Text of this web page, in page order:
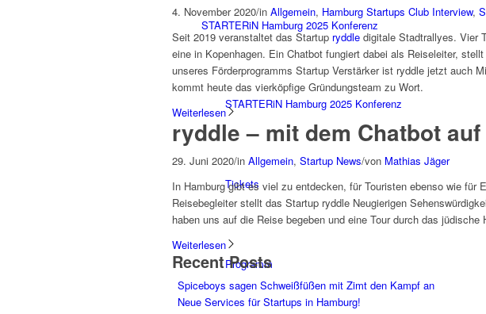
STARTERiN Hamburg 2025 Konferenz
STARTERiN Hamburg 2025 Konferenz
Tickets
Programm
4. November 2020/in Allgemein, Hamburg Startups Club Interview,
Seit 2019 veranstaltet das Startup ryddle digitale Stadtrallyes. Vier
eine in Kopenhagen. Ein Chatbot fungiert dabei als Reiseleiter,
unseres Förderprogramms Startup Verstärker ist ryddle jetzt auch
kommt heute das vierköpfige Gründungsteam zu Wort.
Weiterlesen
ryddle – mit dem Chatbot
29. Juni 2020/in Allgemein, Startup News/von Mathias Jäger
In Hamburg gibt es viel zu entdecken, für Touristen ebenso wie für
Reisebegleiter stellt das Startup ryddle Neugierigen
haben uns auf die Reise begeben und eine Tour durch das jüdische
Weiterlesen
Recent Posts
Spiceboys sagen Schweißfüßen mit Zimt den Kampf an
Neue Services für Startups in Hamburg!